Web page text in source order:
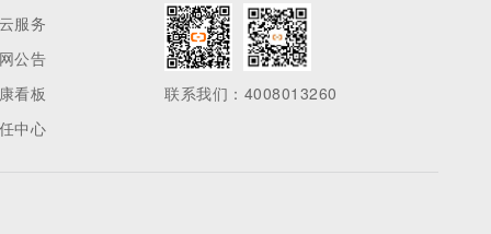
服务
公告
看板
中心
联系我们：4008013260